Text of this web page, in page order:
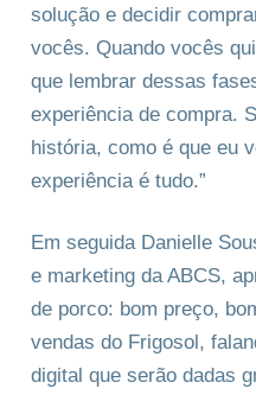
solução e decidir
vocês. Quando vocês
que lembrar dessas
experiência de compra.
história, como é que eu
experiência é tudo.”
Em seguida Danielle
e marketing da ABCS,
de porco: bom preço,
vendas do Frigosol,
digital que serão dadas